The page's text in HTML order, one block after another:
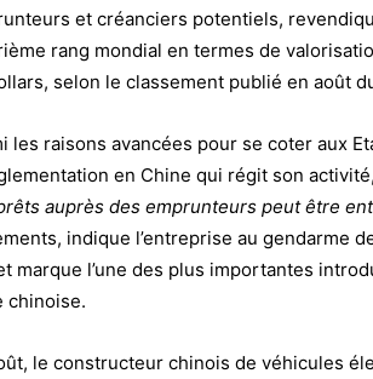
et créanciers potentiels,
rang mondial en termes de
selon le classement publié en août
les raisons avancées pour se coter aux
en Chine qui régit son
auprès des emprunteurs peut être
indique l’entreprise au gendarme
marque l’une des plus importantes
chinoise.
le constructeur chinois de véhicules